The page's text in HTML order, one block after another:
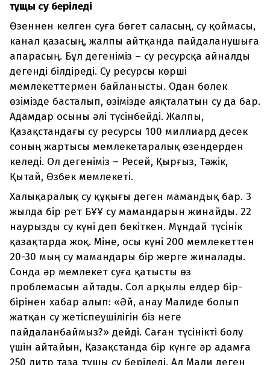
тұщы су беріледі
Өзеннен келген суға бөгет саласың, су қоймасы,
канал қазасың, жалпы айтқанда пайдаланушыға
апарасың. Бұл дегеніміз – су ресурсқа айналды
дегенді білдіреді. Су ресурсы көрші
мемлекеттермен байланысты. Одан бөлек
өзімізде басталып, өзімізде аяқталатын су да бар.
Адамдар осыны әлі түсінбейді. Жалпы,
Қазақстандағы су ресурсы 100 миллиард десек
соның жартысы мемлекетаралық өзендерден
келеді. Ол дегеніміз – Ресей, Қырғыз, Тәжік,
Қытай, Өзбек мемлекеті.
Халықаралық су құқығы деген мамандық бар. 3
жылда бір рет БҰҰ су мамандарын жинайды. 22
наурызды су күні деп бекіткен. Мұндай түсінік
қазақтарда жоқ. Міне, осы күні 200 мемлекеттен
20-30 мың су мамандары бір жерге жиналады.
Сонда әр мемлекет суға қатысты өз
проблемасын айтады. Сол арқылы елдер бір-
бірінен хабар алып: «Әй, анау Малиде болып
жатқан су жетіспеушілігін біз неге
пайдаланбаймыз?» дейді. Саған түсінікті болу
үшін айтайын, Қазақстанда бір күнге әр адамға
250 литр таза тұщы су беріледі. Ал Мали деген